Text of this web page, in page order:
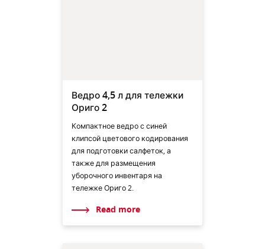
Ведро 4,5 л для тележки
Ориго 2
Компактное ведро с синей
клипсой цветового кодирования
для подготовки салфеток, а
также для размещения
уборочного инвентаря на
тележке Ориго 2.
Read more